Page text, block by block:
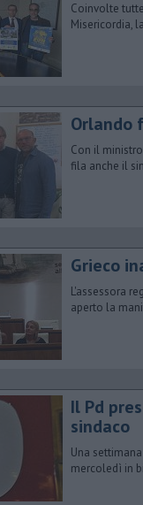
Coinvolte
Misericordia,
Orlando
Con il
fila anche il
Grieco
L'assessora
aperto la
Il Pd
sindaco
Una
mercoledì in